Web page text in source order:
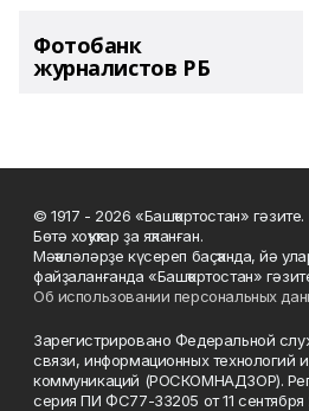
Фотобанк
журналистов РБ
© 1917 - 2026 «Башҡортостан» гәзите.
Бөтә хоҡуҡтар ҙа яҡланған.
Мәҡәләләрҙе күсереп баҫҡанда, йә
файҙаланғанда «Башҡортостан»
Об использовании персональных
Зарегистрировано Федеральной
связи, информационных технологий
коммуникаций (РОСКОМНАДЗОР).
серия ПИ ФС77-33205 от 11 сентября